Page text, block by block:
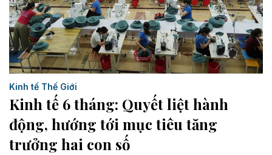
Kinh tế Thế Giới
Kinh tế 6 tháng: Quyết liệt hành
động, hướng tới mục tiêu tăng
trưởng hai con số